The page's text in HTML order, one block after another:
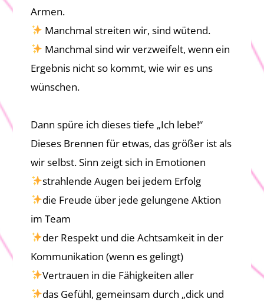
Armen.
Manchmal streiten wir, sind wütend.
Manchmal sind wir verzweifelt, wenn ein
Ergebnis nicht so kommt, wie wir es uns
wünschen.
Dann spüre ich dieses tiefe „Ich lebe!“
Dieses Brennen für etwas, das größer ist als
wir selbst. Sinn zeigt sich in Emotionen
strahlende Augen bei jedem Erfolg
die Freude über jede gelungene Aktion
im Team
der Respekt und die Achtsamkeit in der
Kommunikation (wenn es gelingt)
Vertrauen in die Fähigkeiten aller
das Gefühl, gemeinsam durch „dick und